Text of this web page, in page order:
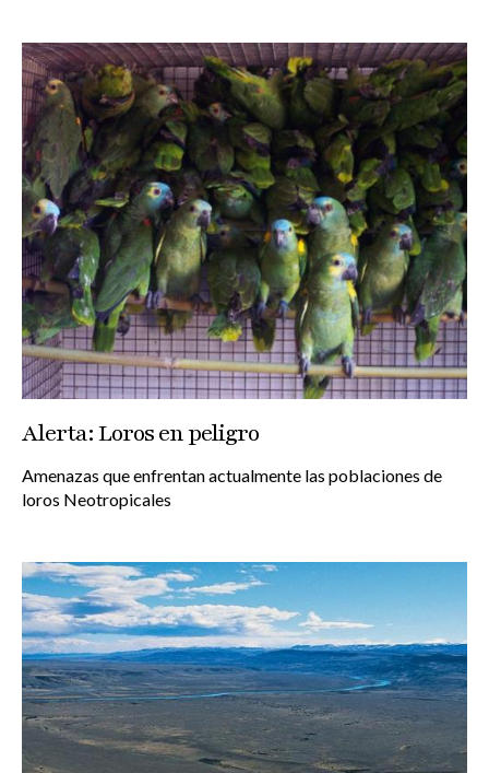
Alerta: Loros en peligro
Amenazas que enfrentan actualmente las poblaciones de
loros Neotropicales